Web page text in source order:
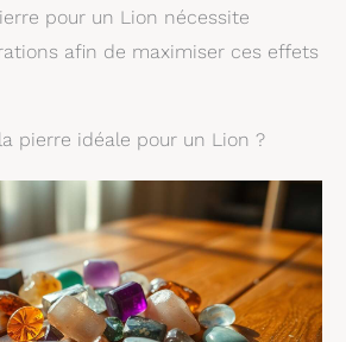
pour un Lion nécessite
afin de maximiser ces effets
pierre idéale pour un Lion ?